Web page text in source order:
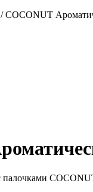
/COCONUT
палочками